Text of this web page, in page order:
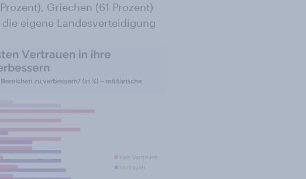
Griechen (61 Prozent)
eigene Landesverteidigung